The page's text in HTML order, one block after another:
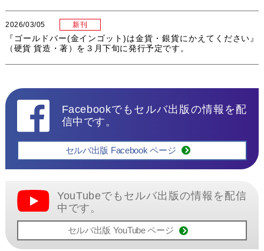
2026/03/05 新刊
『ゴールドバー(金インゴット)は金貨・銀貨にかえてください』
（硬貨 貨造・著）を３月下旬に発行予定です。
Facebookでもセルバ出版の情報を配
信中です。
セルバ出版 Facebook ページ
YouTubeでもセルバ出版の情報を配信
中です。
セルバ出版 YouTube ページ